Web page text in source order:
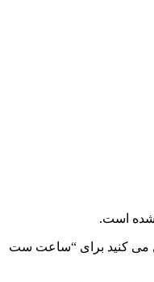
است.
می کنید برای “ساعت ست